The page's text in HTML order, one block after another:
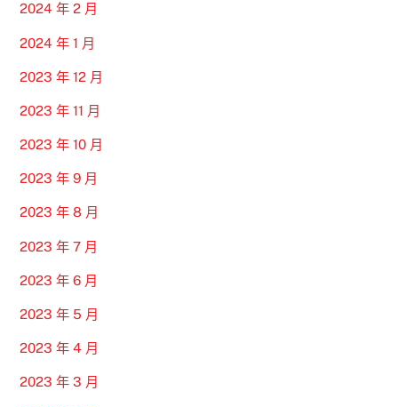
2024 年 2 月
2024 年 1 月
2023 年 12 月
2023 年 11 月
2023 年 10 月
2023 年 9 月
2023 年 8 月
2023 年 7 月
2023 年 6 月
2023 年 5 月
2023 年 4 月
2023 年 3 月